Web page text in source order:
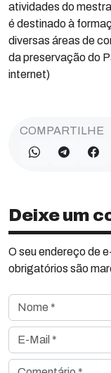
atividades do
é destinado à
diversas áreas de
da preservação do
internet)
COMPARTILHE
Deixe um
O seu endereço de
obrigatórios são
Nome *
E-Mail *
Comentário *